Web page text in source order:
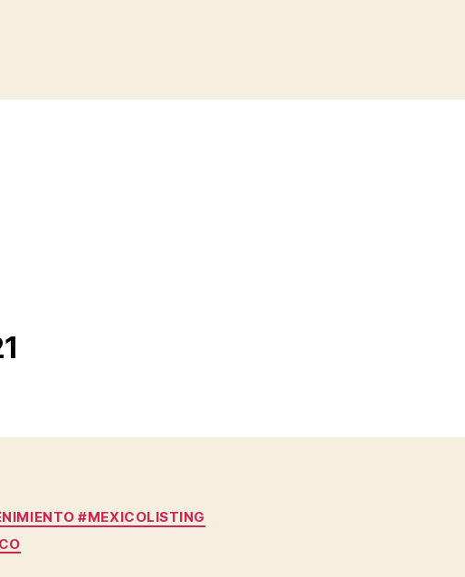
#MEXICOLISTING